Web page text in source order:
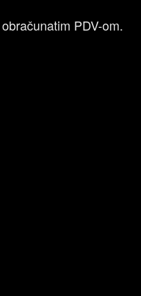
PDV-om.